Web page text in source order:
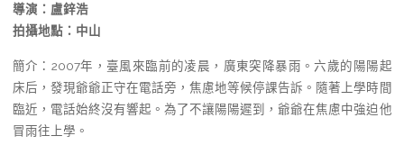
導演：盧鋅浩
拍攝地點：中山
簡介：2007年，臺風來臨前的凌晨，廣東突降暴雨。六歲的陽陽起
床后，發現爺爺正守在電話旁，焦慮地等候停課告訴。隨著上學時間
臨近，電話始終沒有響起。為了不讓陽陽遲到，爺爺在焦慮中強迫他
冒雨往上學。